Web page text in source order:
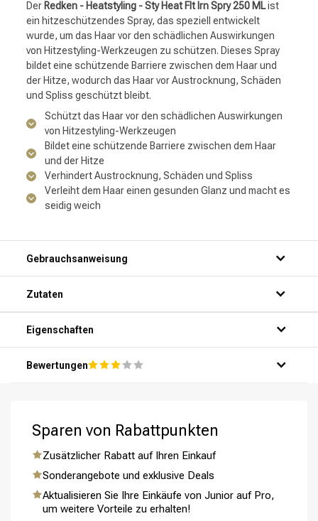
Umformung
Der Redken - Heatstyling - Sty Heat Flt Irn Spry 250 MList
ein hitzeschützendes Spray, das speziell entwickelt
wurde, um das Haar vor den schädlichen Auswirkungen
von Hitzestyling-Werkzeugen zu schützen. Dieses Spray
bildet eine schützende Barriere zwischen dem Haar und
der Hitze, wodurch das Haar vor Austrocknung, Schäden
und Spliss geschützt bleibt.
Schützt das Haar vor den schädlichen Auswirkungen
von Hitzestyling-Werkzeugen
Bildet eine schützende Barriere zwischen dem Haar
und der Hitze
Verhindert Austrocknung, Schäden und Spliss
Verleiht dem Haar einen gesunden Glanz und macht es
seidig weich
Gebrauchsanweisung
Zutaten
Eigenschaften
Bewertungen
Sparen von Rabattpunkten
Zusätzlicher Rabatt auf Ihren Einkauf
Sonderangebote und exklusive Deals
Aktualisieren Sie Ihre Einkäufe von Junior auf Pro,
um weitere Vorteile zu erhalten!